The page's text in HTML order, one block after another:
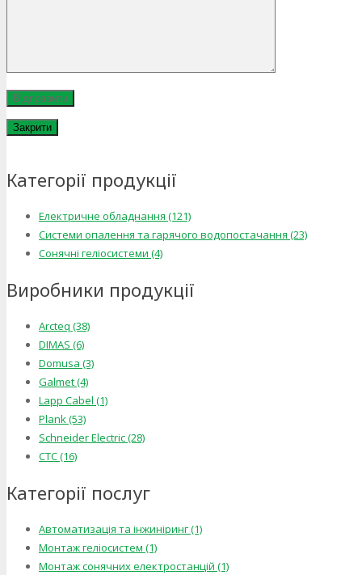
Закрити
Категорії продукції
Електричне обладнання (121)
Системи опалення та гарячого водопостачання (23)
Сонячні геліосистеми (4)
Виробники продукції
Arcteq (38)
DIMAS (6)
Domusa (3)
Galmet (4)
Lapp Cabel (1)
Plank (53)
Schneider Electric (28)
СТС (16)
Категорії послуг
Автоматизація та інжиніринг (1)
Монтаж геліосистем (1)
Монтаж сонячних електростанцій (1)